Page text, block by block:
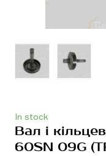
In stock
Вал і
60SN 09G